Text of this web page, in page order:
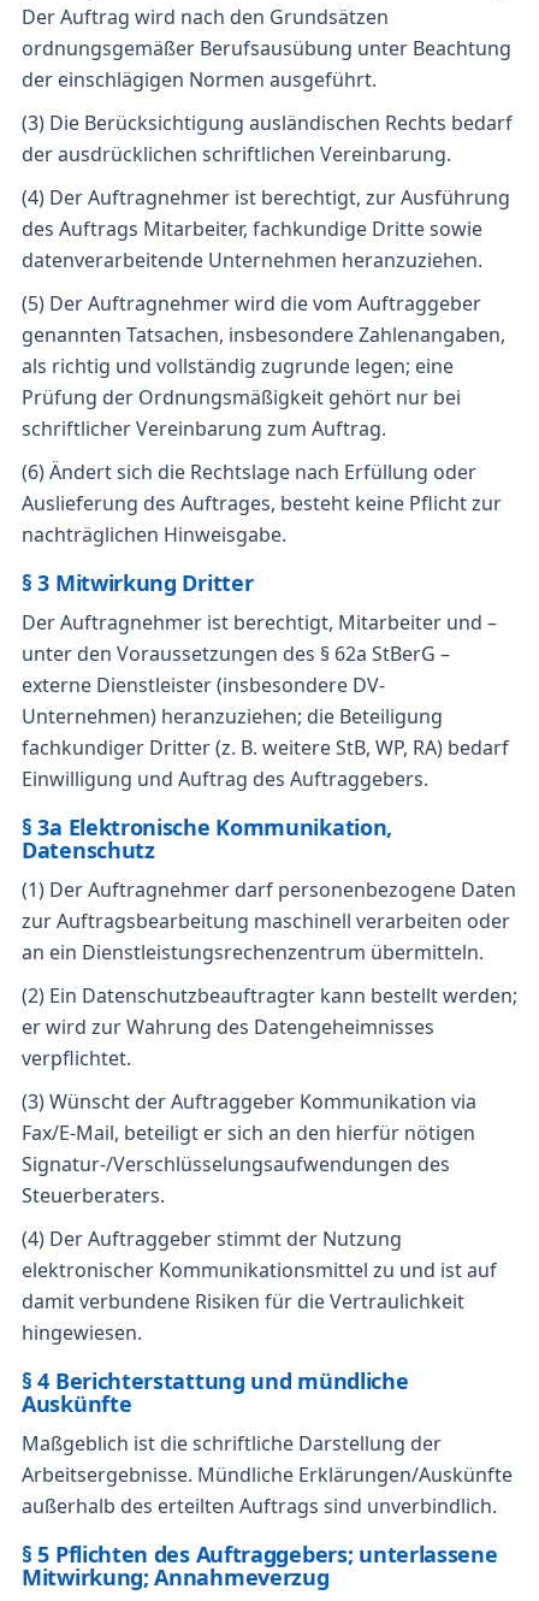
Der Auftrag wird nach den Grundsätzen
ordnungsgemäßer Berufsausübung unter Beachtung
der einschlägigen Normen ausgeführt.
(3) Die Berücksichtigung ausländischen Rechts bedarf
der ausdrücklichen schriftlichen Vereinbarung.
(4) Der Auftragnehmer ist berechtigt, zur Ausführung
des Auftrags Mitarbeiter, fachkundige Dritte sowie
datenverarbeitende Unternehmen heranzuziehen.
(5) Der Auftragnehmer wird die vom Auftraggeber
genannten Tatsachen, insbesondere Zahlenangaben,
als richtig und vollständig zugrunde legen; eine
Prüfung der Ordnungsmäßigkeit gehört nur bei
schriftlicher Vereinbarung zum Auftrag.
(6) Ändert sich die Rechtslage nach Erfüllung oder
Auslieferung des Auftrages, besteht keine Pflicht zur
nachträglichen Hinweisgabe.
§ 3 Mitwirkung Dritter
Der Auftragnehmer ist berechtigt, Mitarbeiter und –
unter den Voraussetzungen des § 62a StBerG –
externe Dienstleister (insbesondere DV-
Unternehmen) heranzuziehen; die Beteiligung
fachkundiger Dritter (z. B. weitere StB, WP, RA) bedarf
Einwilligung und Auftrag des Auftraggebers.
§ 3a Elektronische Kommunikation,
Datenschutz
(1) Der Auftragnehmer darf personenbezogene Daten
zur Auftragsbearbeitung maschinell verarbeiten oder
an ein Dienstleistungsrechenzentrum übermitteln.
(2) Ein Datenschutzbeauftragter kann bestellt werden;
er wird zur Wahrung des Datengeheimnisses
verpflichtet.
(3) Wünscht der Auftraggeber Kommunikation via
Fax/E-Mail, beteiligt er sich an den hierfür nötigen
Signatur-/Verschlüsselungsaufwendungen des
Steuerberaters.
(4) Der Auftraggeber stimmt der Nutzung
elektronischer Kommunikationsmittel zu und ist auf
damit verbundene Risiken für die Vertraulichkeit
hingewiesen.
§ 4 Berichterstattung und mündliche
Auskünfte
Maßgeblich ist die schriftliche Darstellung der
Arbeitsergebnisse. Mündliche Erklärungen/Auskünfte
außerhalb des erteilten Auftrags sind unverbindlich.
§ 5 Pflichten des Auftraggebers; unterlassene
Mitwirkung; Annahmeverzug